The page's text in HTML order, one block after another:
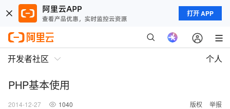
打开 APP
开发者社区 个人
PHP基本使用
2014-12-27 1040 版权 举报